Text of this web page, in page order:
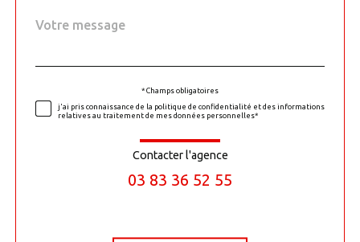
Fieldset
Message
*
* Champs obligatoires
j'ai pris connaissance de la politique de confidentialité et des informations
relatives au traitement de mes données personnelles*
Contacter l'agence
03 83 36 52 55